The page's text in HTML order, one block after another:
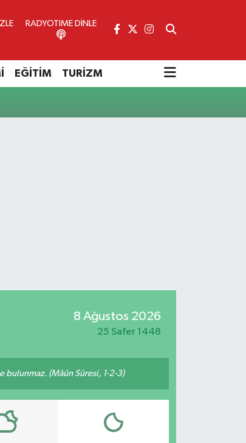
RADYOTIME DİNLE
EĞİTİM TURİZM
8 Ağustos 2026
25 Safer 1448
bulunmaz. (Mâûn Sûresi, 1-2-3)